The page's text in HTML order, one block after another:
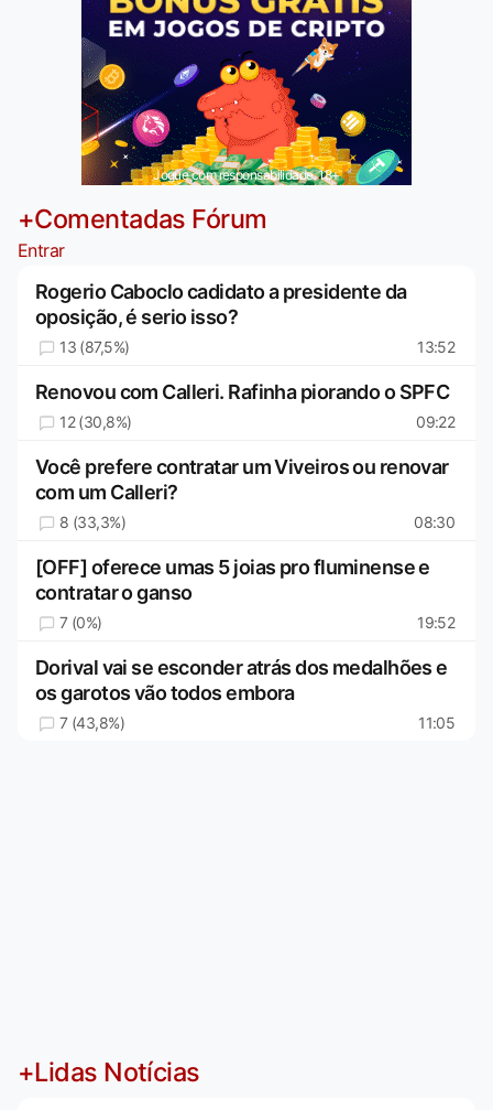
Jogue com responsabilidade. 18+
+Comentadas Fórum
Entrar
Rogerio Caboclo cadidato a presidente da
oposição, é serio isso?
13 (87,5%) 13:52
Renovou com Calleri. Rafinha piorando o SPFC
12 (30,8%) 09:22
Você prefere contratar um Viveiros ou renovar
com um Calleri?
8 (33,3%) 08:30
[OFF] oferece umas 5 joias pro fluminense e
contratar o ganso
7 (0%) 19:52
Dorival vai se esconder atrás dos medalhões e
os garotos vão todos embora
7 (43,8%) 11:05
+Lidas Notícias